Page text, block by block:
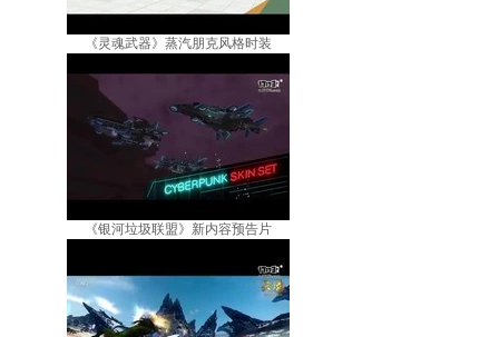
《灵魂武器》蒸汽朋克风格时装
《银河垃圾联盟》新内容预告片